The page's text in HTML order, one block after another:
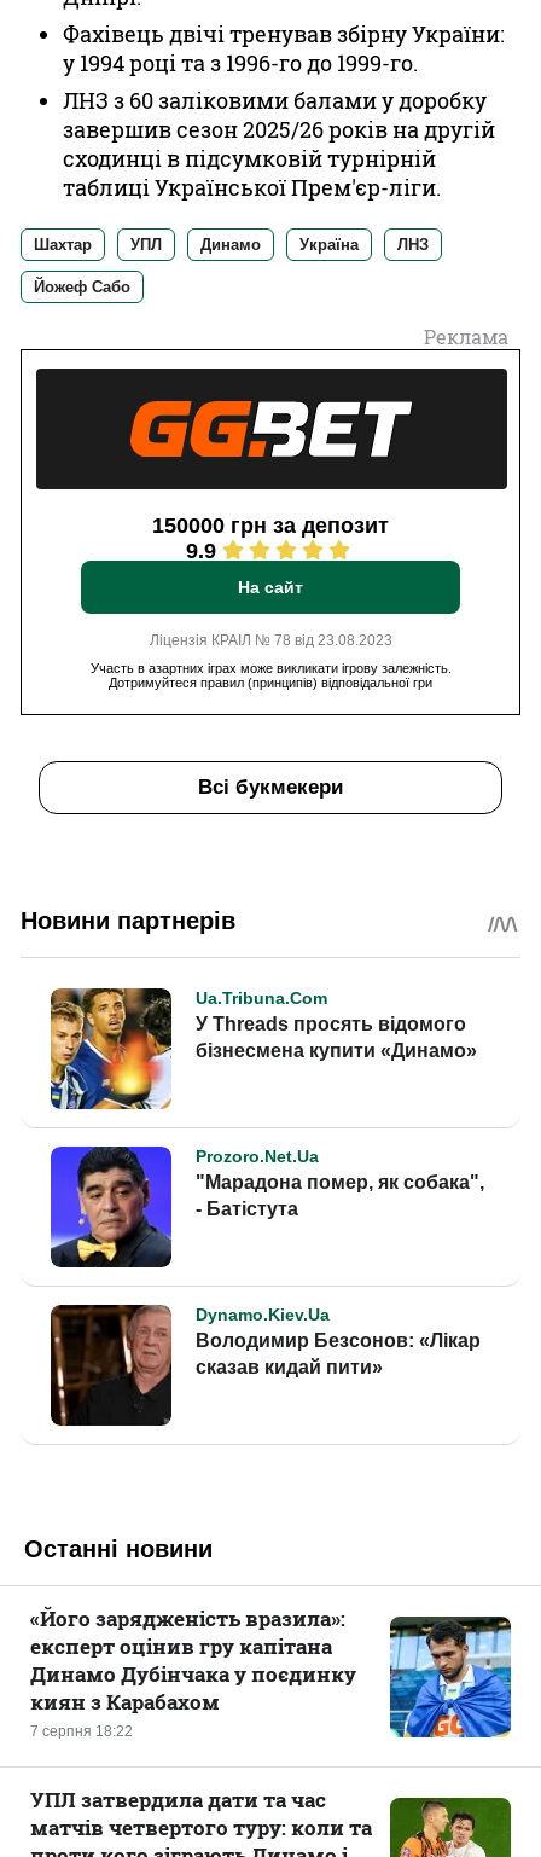
Фахівець двічі тренував збірну України:
у 1994 році та з 1996-го до 1999-го.
ЛНЗ з 60 заліковими балами у доробку
завершив сезон 2025/26 років на другій
сходинці в підсумковій турнірній
таблиці Української Прем'єр-ліги.
Шахтар УПЛ Динамо Україна ЛНЗ
Йожеф Сабо
Реклама
150000 грн за депозит
9.9
На сайт
Ліцензія КРАІЛ № 78 від 23.08.2023
Участь в азартних іграх може викликати ігрову залежність.
Дотримуйтеся правил (принципів) відповідальної гри
Всі букмекери
Останні новини
7 серпня 18:22
«Його зарядженість вразила»:
експерт оцінив гру капітана
Динамо Дубінчака у поєдинку
киян з Карабахом
УПЛ затвердила дати та час
матчів четвертого туру: коли та